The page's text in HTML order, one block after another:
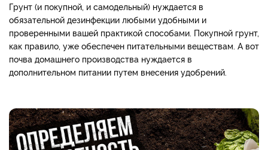
Грунт (и покупной, и самодельный) нуждается в
обязательной дезинфекции любыми удобными и
проверенными вашей практикой способами. Покупной грунт,
как правило, уже обеспечен питательными веществам. А вот
почва домашнего производства нуждается в
дополнительном питании путем внесения удобрений.